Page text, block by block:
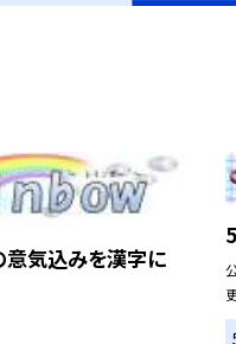
気込みを漢字に